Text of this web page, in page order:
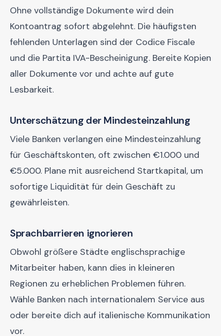
Ohne vollständige Dokumente wird dein
Kontoantrag sofort abgelehnt. Die häufigsten
fehlenden Unterlagen sind der Codice Fiscale
und die Partita IVA-Bescheinigung. Bereite Kopien
aller Dokumente vor und achte auf gute
Lesbarkeit.
Unterschätzung der Mindesteinzahlung
Viele Banken verlangen eine Mindesteinzahlung
für Geschäftskonten, oft zwischen €1.000 und
€5.000. Plane mit ausreichend Startkapital, um
sofortige Liquidität für dein Geschäft zu
gewährleisten.
Sprachbarrieren ignorieren
Obwohl größere Städte englischsprachige
Mitarbeiter haben, kann dies in kleineren
Regionen zu erheblichen Problemen führen.
Wähle Banken nach internationalem Service aus
oder bereite dich auf italienische Kommunikation
vor.